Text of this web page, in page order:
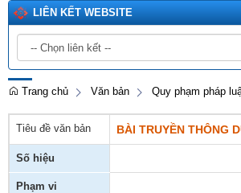
LIÊN KẾT WEBSITE
Trang chủ Văn bản Quy phạm pháp
Tiêu đề văn bản BÀI TRUYỀN THÔNG
Số hiệu
Phạm vi